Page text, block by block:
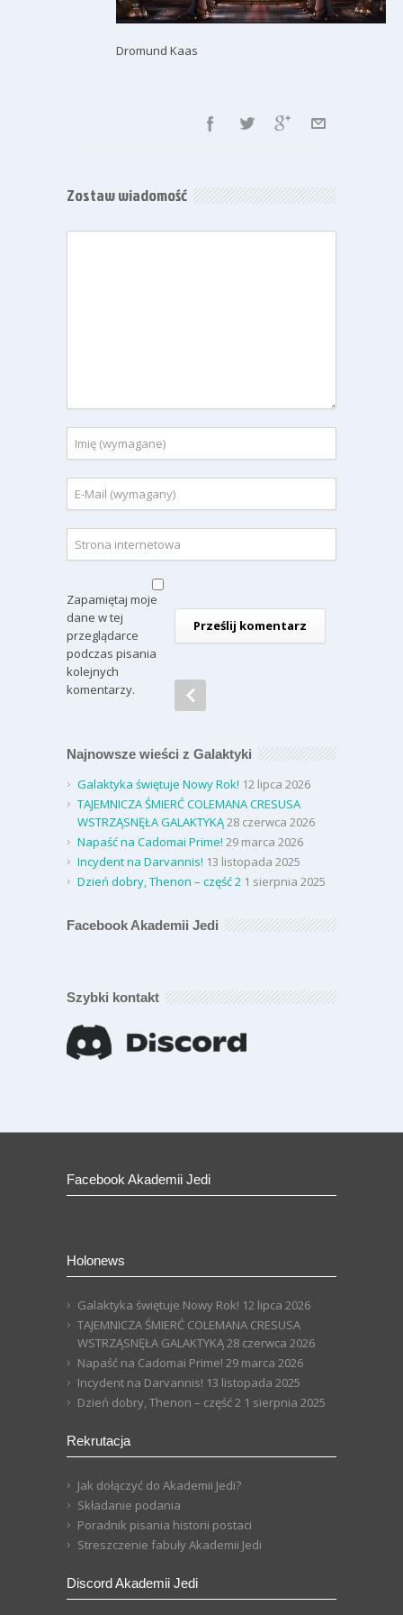
Dromund Kaas
Zostaw wiadomość
Zapamiętaj moje
dane w tej
przeglądarce
podczas pisania
kolejnych
komentarzy.
Najnowsze wieści z Galaktyki
Galaktyka świętuje Nowy Rok! 12 lipca 2026
TAJEMNICZA ŚMIERĆ COLEMANA CRESUSA
WSTRZĄSNĘŁA GALAKTYKĄ28 czerwca 2026
Napaść na Cadomai Prime! 29 marca 2026
Incydent na Darvannis! 13 listopada 2025
Dzień dobry, Thenon – część 2 1 sierpnia 2025
Facebook Akademii Jedi
Szybki kontakt
Facebook Akademii Jedi
Holonews
Galaktyka świętuje Nowy Rok! 12 lipca 2026
TAJEMNICZA ŚMIERĆ COLEMANA CRESUSA
WSTRZĄSNĘŁA GALAKTYKĄ28 czerwca 2026
Napaść na Cadomai Prime! 29 marca 2026
Incydent na Darvannis! 13 listopada 2025
Dzień dobry, Thenon – część 2 1 sierpnia 2025
Rekrutacja
Jak dołączyć do Akademii Jedi?
Składanie podania
Poradnik pisania historii postaci
Streszczenie fabuły Akademii Jedi
Discord Akademii Jedi